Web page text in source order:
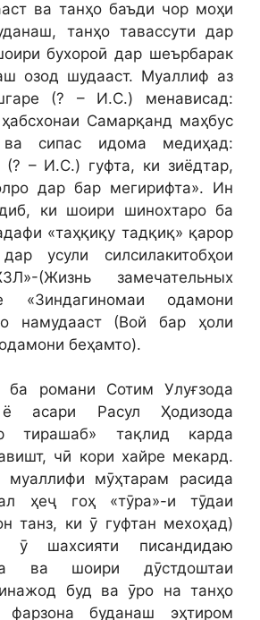
ва танҳо баъди чор моҳи
танҳо тавассути дар
бухороӣ дар шеърбарак
озод шудааст. Муаллиф аз
(? – И.С.) менависад:
Самарқанд маҳбус
сипас идома медиҳад:
(? – И.С.) гуфта, ки зиёдтар,
дар бар мегирифта». Ин
ки шоири шинохтаро ба
«таҳқиқу тадқиқ» қарор
усули силсилакитобҳои
(Жизнь замечательных
«Зиндагиномаи одамони
намудааст (Вой бар ҳоли
беҳамто).
ба романи Сотим Улуғзода
ё асари Расул Ҳодизода
тирашаб» тақлид карда
чӣ кори хайре мекард.
муаллифи мӯҳтарам расида
ҳеҷ гоҳ «тӯра»-и тӯдаи
танз, ки ӯ гуфтан мехоҳад)
ӯ шахсияти писандидаю
ва шоири дӯстдоштаи
буд ва ӯро на танҳо
буданаш эҳтиром